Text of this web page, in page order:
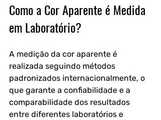
Como a Cor Aparente é Medida
em Laboratório?
A medição da cor aparente é
realizada seguindo métodos
padronizados internacionalmente, o
que garante a confiabilidade e a
comparabilidade dos resultados
entre diferentes laboratórios e